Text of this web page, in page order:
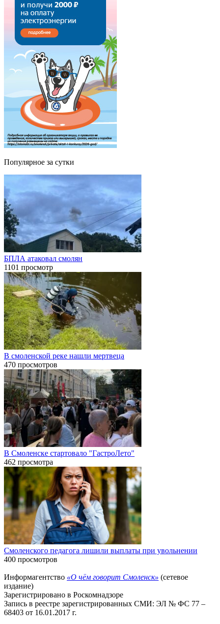
Популярное за сутки
БПЛА атаковал смолян
1101 просмотр
В смоленской реке нашли мертвеца
470 просмотров
В Смоленске стартовало "ГастроЛето"
462 просмотра
Смоленского педагога лишили выплаты при увольнении
400 просмотров
Информагентство «О чём говорит Смоленск» (сетевое
издание)
Зарегистрировано в Роскомнадзоре
Запись в реестре зарегистрированных СМИ: ЭЛ № ФС 77 –
68403 от 16.01.2017 г.